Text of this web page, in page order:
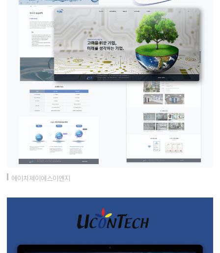
에이치제이에스이엔지